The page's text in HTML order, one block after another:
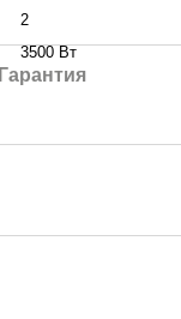
2
3500 Вт
Гарантия